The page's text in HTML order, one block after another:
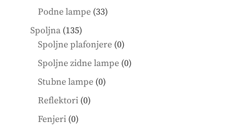
products
Podne lampe 3333
Spoljna 135135
products
Spoljne plafonjere 00
products
Spoljne zidne lampe 00
Stubne lampe 00
Reflektori 00
Fenjeri 00